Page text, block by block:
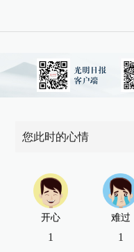
您此时的心情
开心
1
难过
1